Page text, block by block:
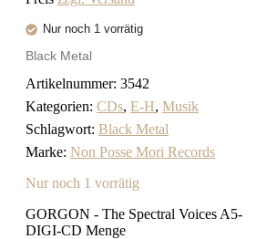
Nur noch 1 vorrätig
Black Metal
Artikelnummer: 3542
Kategorien: CDs, E-H, Musik
Schlagwort: Black Metal
Marke: Non Posse Mori Records
Nur noch 1 vorrätig
GORGON - The Spectral Voices A5-
DIGI-CD Menge